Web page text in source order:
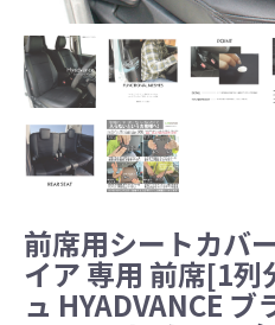
前席用シートカバ
イア 専用 前席[1
ュ HYADVANCE